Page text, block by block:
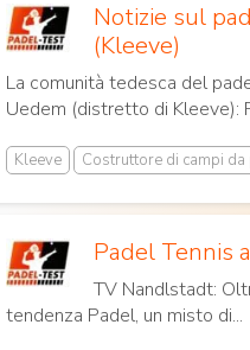
Notizie sul
(Kleeve)
La comunità tedesca del
Uedem (distretto di Kleeve):
Kleeve Costruttore di campi
Padel Tennis
TV Nandlstadt:
tendenza Padel, un misto di...